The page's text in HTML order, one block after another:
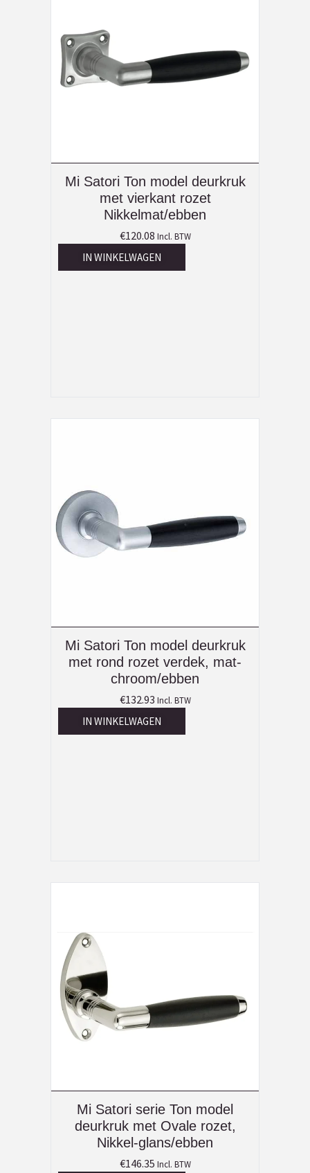
Mi Satori Ton model deurkruk
met vierkant rozet
Nikkelmat/ebben
€120.08 Incl. BTW
IN WINKELWAGEN
Mi Satori Ton model deurkruk
met rond rozet verdek, mat-
chroom/ebben
€132.93 Incl. BTW
IN WINKELWAGEN
Mi Satori serie Ton model
deurkruk met Ovale rozet,
Nikkel-glans/ebben
€146.35 Incl. BTW